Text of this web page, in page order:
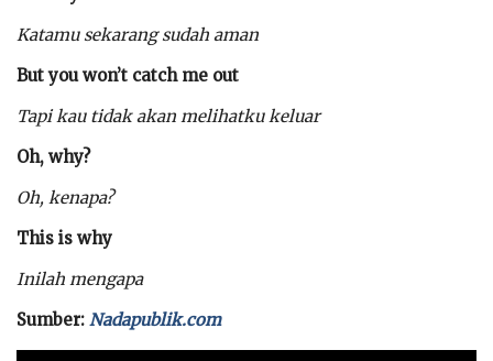
Katamu sekarang sudah aman
But you won’t catch me out
Tapi kau tidak akan melihatku keluar
Oh, why?
Oh, kenapa?
This is why
Inilah mengapa
Sumber: Nadapublik.com